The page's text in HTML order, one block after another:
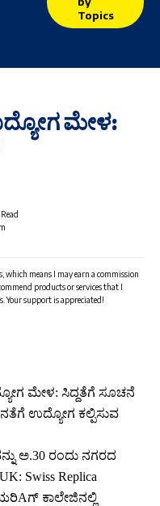
Topics
ಮೇಳ:
means I may earn a commission
products or services that I
Your support is appreciated!
ಮೇಳ: ಸಿದ್ದತೆಗೆ ಸೂಚನೆ
ಉದ್ಯೋಗ ಕಲ್ಪಿಸುವ
ಅ.30 ರಂದು ನಗರದ
Swiss Replica
ಕಾಲೇಜಿನಲ್ಲಿ